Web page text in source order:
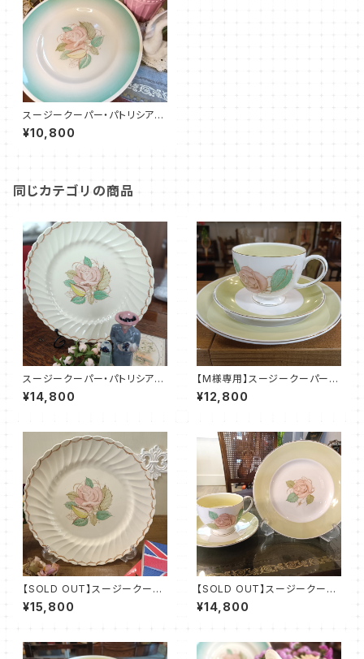
スージークーパー・パトリシアロ
ーズ・プレート（グリーン）SCPA
1101
¥10,800
同じカテゴリの商品
スージークーパー・パトリシアロ
ーズ・プレート（リボン＆スパイラ
ル）SCPA0091
¥14,800
【M様専用】スージークーパー・
パトリシアローズ・トリオ（ボーン
チャイナ）SCPA0099
¥12,800
【SOLD OUT】スージークーパ
ー・パトリシアローズ・プレート
（リボン＆スパイラル）SCPA00
¥15,800
【SOLD OUT】スージークーパ
ー・パトリシアローズ・トリオ（ボ
ーンチャイナ）SCPA0097
¥14,800